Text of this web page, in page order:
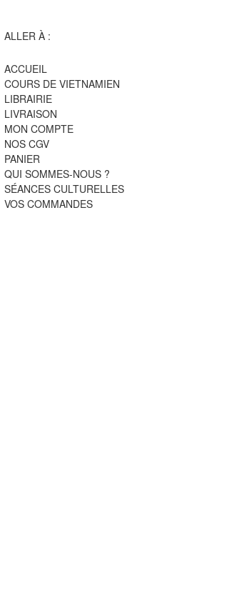
ALLER À :
ACCUEIL
COURS DE VIETNAMIEN
LIBRAIRIE
LIVRAISON
MON COMPTE
NOS CGV
PANIER
QUI SOMMES-NOUS ?
SÉANCES CULTURELLES
VOS COMMANDES